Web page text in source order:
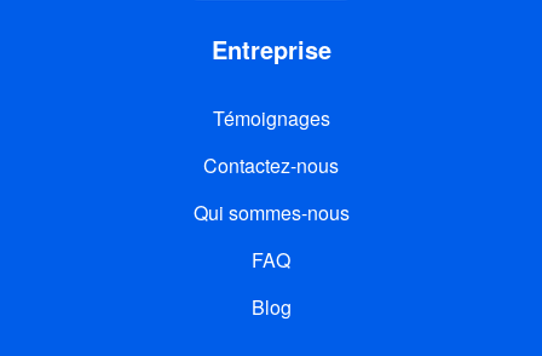
Entreprise
Témoignages
Contactez-nous
Qui sommes-nous
FAQ
Blog